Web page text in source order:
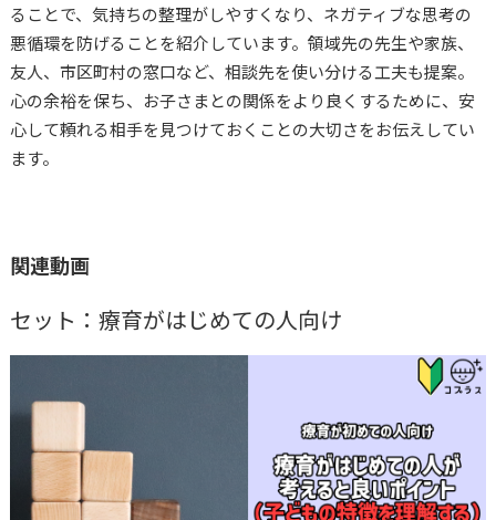
おすすめ動画
コプラス 大草美咲
ることで、気持ちの整理がしやすくなり、ネガティブな思考の
悪循環を防げることを紹介しています。領域先の先生や家族、
友人、市区町村の窓口など、相談先を使い分ける工夫も提案。
心の余裕を保ち、お子さまとの関係をより良くするために、安
心して頼れる相手を見つけておくことの大切さをお伝えしてい
ます。
関連動画
セット：療育がはじめての人向け